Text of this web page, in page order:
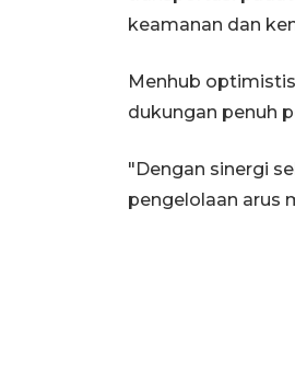
keamanan dan
Menhub
dukungan penuh
"Dengan sinergi
pengelolaan arus